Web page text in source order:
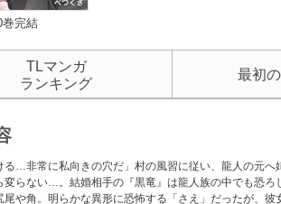
巻完結
TLマンガ
ランキング
最初
る…非常に私向きの穴だ」村の風習に従い、龍人の元
変らない…。結婚相手の『黒竜』は龍人族の中でも恐ろ
尾や角。明らかな異形に恐怖する「さえ」だったが、